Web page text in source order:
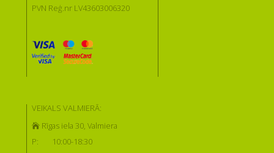
PVN Reģ.nr LV43603006320
VEIKALS VALMIERĀ:
Rīgas iela 30, Valmiera
P:
10:00-18:30